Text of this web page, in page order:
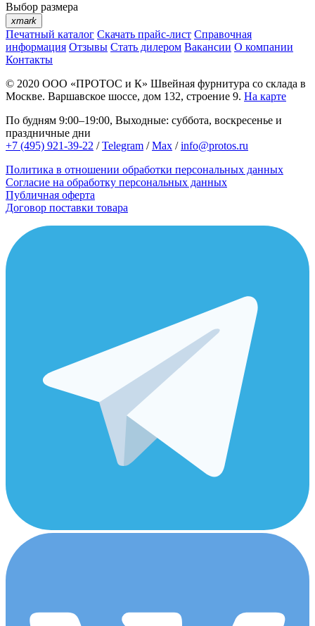
Выбор размера
xmark
Печатный каталог Скачать прайс-лист Справочная
информация Отзывы Стать дилером Вакансии О компании
Контакты
© 2020 ООО «ПРОТОС и К» Швейная фурнитура со склада в
Москве. Варшавское шоссе, дом 132, строение 9. На карте
По будням 9:00–19:00, Выходные: суббота, воскресенье и
праздничные дни
+7 (495) 921-39-22 /Telegram /Max /info@protos.ru
Политика в отношении обработки персональных данных
Согласие на обработку персональных данных
Публичная оферта
Договор поставки товара